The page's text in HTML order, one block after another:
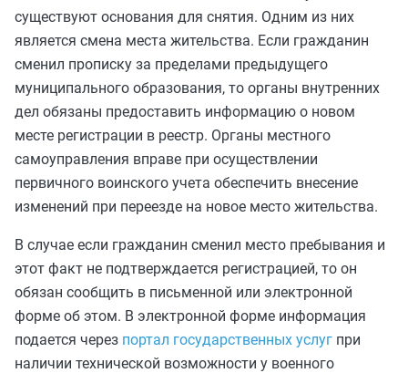
существуют основания для снятия. Одним из них
является смена места жительства. Если гражданин
сменил прописку за пределами предыдущего
муниципального образования, то органы внутренних
дел обязаны предоставить информацию о новом
месте регистрации в реестр. Органы местного
самоуправления вправе при осуществлении
первичного воинского учета обеспечить внесение
изменений при переезде на новое место жительства.
В случае если гражданин сменил место пребывания и
этот факт не подтверждается регистрацией, то он
обязан сообщить в письменной или электронной
форме об этом. В электронной форме информация
подается через портал государственных услуг при
наличии технической возможности у военного